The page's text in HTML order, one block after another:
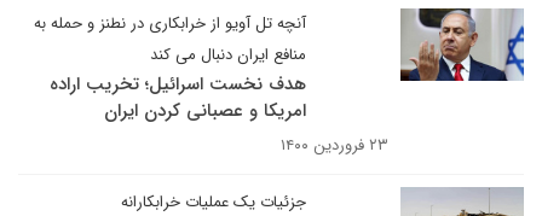
آنچه تل آویو از خرابکاری در نطنز و حمله به
منافع ایران دنبال می کند
هدف نخست اسرائیل؛ تخریب اراده
امریکا و عصبانی کردن ایران
۲۳ فروردین ۱۴۰۰
جزئیات یک عملیات خرابکارانه